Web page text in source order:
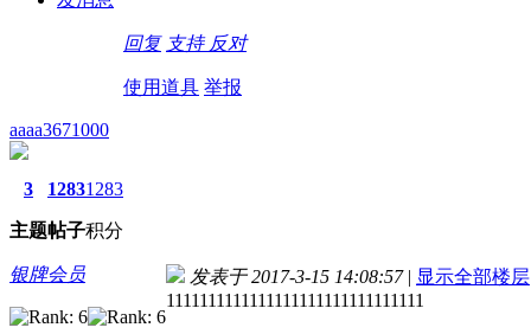
回复 支持 反对
使用道具 举报
aaaa3671000
3
主题
1283
帖子
1283
积分
银牌会员 发表于 2017-3-15 14:08:57 | 显示全部楼层
1111111111111111111111111111111